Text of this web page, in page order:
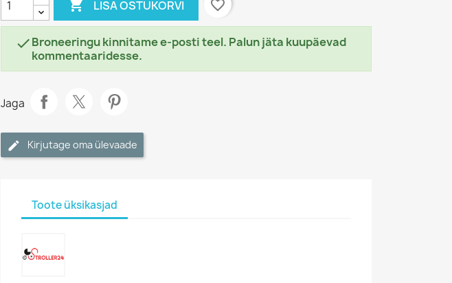
 LISA OSTUKORVI favorite_border
Broneeringu kinnitame e-posti teel. Palun jäta kuupäevad
kommentaaridesse.
Jaga
Kirjutage oma ülevaade
Toote üksikasjad